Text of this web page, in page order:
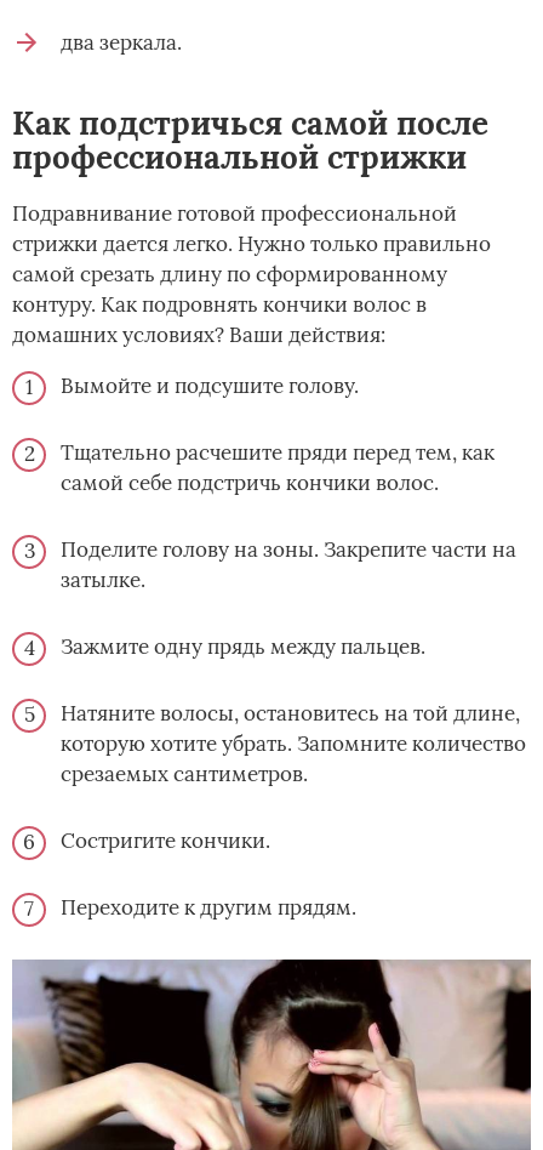
два зеркала.
Как подстричься самой после
профессиональной стрижки
Подравнивание готовой профессиональной
стрижки дается легко. Нужно только правильно
самой срезать длину по сформированному
контуру. Как подровнять кончики волос в
домашних условиях? Ваши действия:
Вымойте и подсушите голову.
Тщательно расчешите пряди перед тем, как
самой себе подстричь кончики волос.
Поделите голову на зоны. Закрепите части на
затылке.
Зажмите одну прядь между пальцев.
Натяните волосы, остановитесь на той длине,
которую хотите убрать. Запомните количество
срезаемых сантиметров.
Состригите кончики.
Переходите к другим прядям.